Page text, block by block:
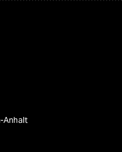
Anhalt